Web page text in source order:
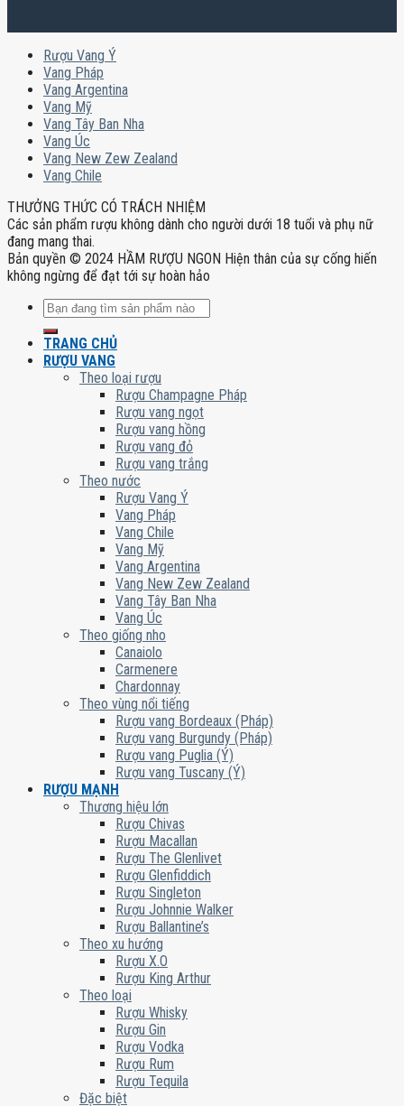
Rượu Vang Ý
Vang Pháp
Vang Argentina
Vang Mỹ
Vang Tây Ban Nha
Vang Úc
Vang New Zew Zealand
Vang Chile
THƯỞNG THỨC CÓ TRÁCH NHIỆM
Các sản phẩm rượu không dành cho người dưới 18 tuổi và phụ nữ
đang mang thai.
Bản quyền © 2024 HẦM RƯỢU NGON Hiện thân của sự cống hiến
không ngừng để đạt tới sự hoàn hảo
Tìm
TRANG CHỦ
RƯỢU VANG
Theo loại rượu
Rượu Champagne Pháp
Rượu vang ngọt
Rượu vang hồng
Rượu vang đỏ
Rượu vang trắng
Theo nước
Rượu Vang Ý
Vang Pháp
Vang Chile
Vang Mỹ
Vang Argentina
Vang New Zew Zealand
Vang Tây Ban Nha
Vang Úc
Theo giống nho
Canaiolo
Carmenere
Chardonnay
Theo vùng nổi tiếng
Rượu vang Bordeaux (Pháp)
Rượu vang Burgundy (Pháp)
Rượu vang Puglia (Ý)
Rượu vang Tuscany (Ý)
RƯỢU MẠNH
Thương hiệu lớn
Rượu Chivas
Rượu Macallan
Rượu The Glenlivet
Rượu Glenfiddich
Rượu Singleton
Rượu Johnnie Walker
Rượu Ballantine’s
Theo xu hướng
Rượu X.O
Rượu King Arthur
Theo loại
Rượu Whisky
Rượu Gin
Rượu Vodka
Rượu Rum
Rượu Tequila
Đặc biệt